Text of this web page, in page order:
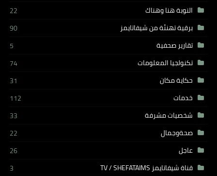
النوبة هنا وهناك
22
برقية تهنئة من شيفاتايمز
90
تقارير صحفية
5
تكنولجيا المعلومات
74
حكاية مكان
31
خدمات
112
شخصيات مشرفة
33
صحةوجمال
22
عاجل
26
قناة شيفاتايمز TV / SHEFATAIMS
3